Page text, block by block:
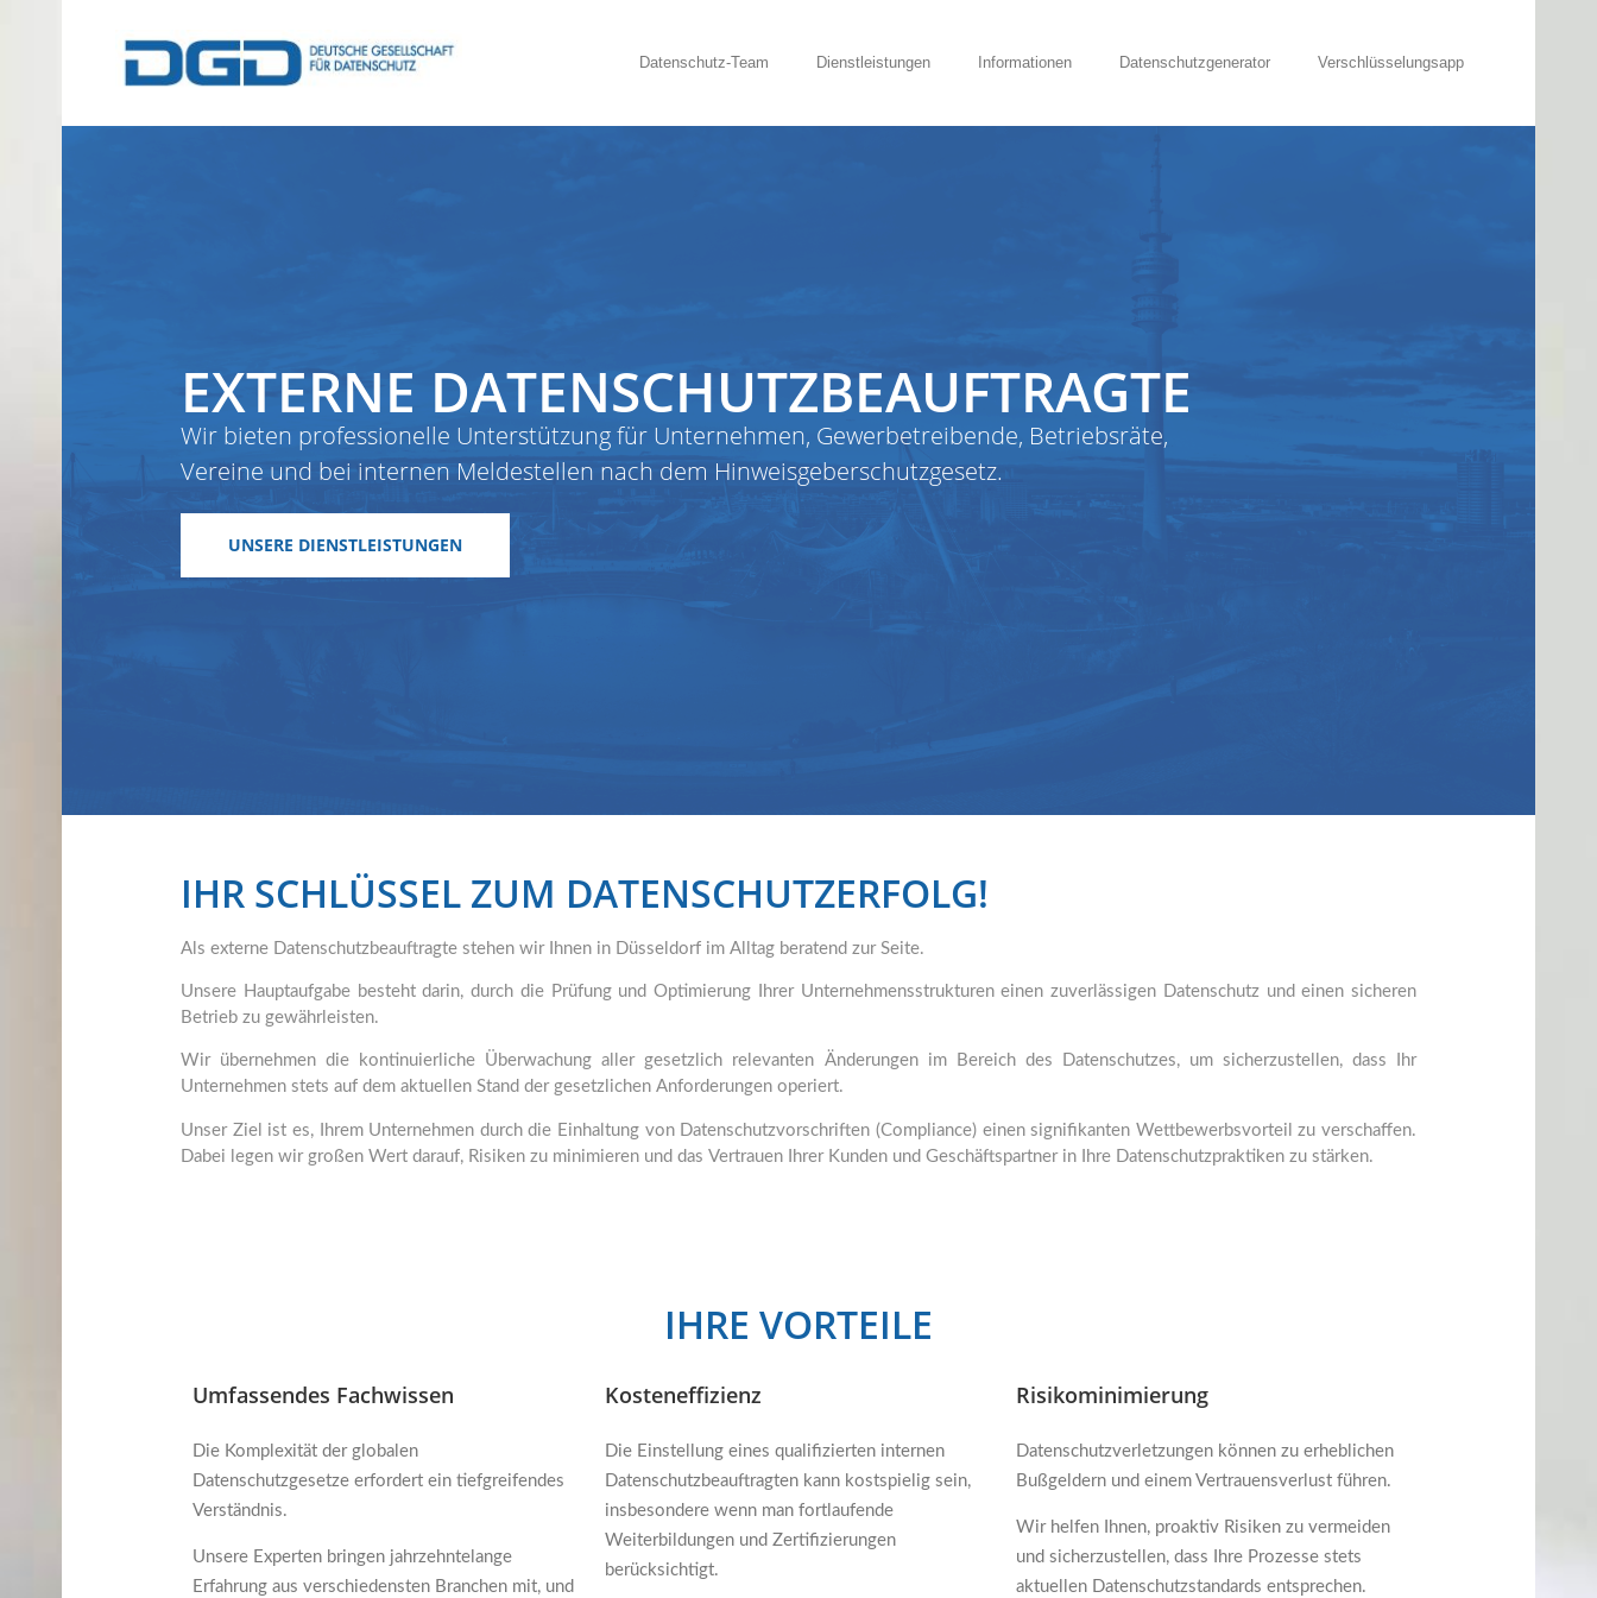
Datenschutz-Team Dienstleistungen Informationen Datenschutzgenerator Verschlüsselungsapp
EXTERNE DATENSCHUTZBEAUFTRAGTE
Wir bieten professionelle Unterstützung für Unternehmen, Gewerbetreibende, Betriebsräte,
Vereine und bei internen Meldestellen nach dem Hinweisgeberschutzgesetz.
UNSERE DIENSTLEISTUNGEN
IHR SCHLÜSSEL ZUM DATENSCHUTZERFOLG!
Als externe Datenschutzbeauftragte stehen wir Ihnen in Düsseldorf im Alltag beratend zur Seite.
Unsere Hauptaufgabe besteht darin, durch die Prüfung und Optimierung Ihrer Unternehmensstrukturen einen zuverlässigen Datenschutz und einen sicheren
Betrieb zu gewährleisten.
Wir übernehmen die kontinuierliche Überwachung aller gesetzlich relevanten Änderungen im Bereich des Datenschutzes, um sicherzustellen, dass Ihr
Unternehmen stets auf dem aktuellen Stand der gesetzlichen Anforderungen operiert.
Unser Ziel ist es, Ihrem Unternehmen durch die Einhaltung von Datenschutzvorschriften (Compliance) einen signifikanten Wettbewerbsvorteil zu verschaffen.
Dabei legen wir großen Wert darauf, Risiken zu minimieren und das Vertrauen Ihrer Kunden und Geschäftspartner in Ihre Datenschutzpraktiken zu stärken.
IHRE VORTEILE
Umfassendes Fachwissen
Die Komplexität der globalen
Datenschutzgesetze erfordert ein tiefgreifendes
Verständnis.
Unsere Experten bringen jahrzehntelange
Erfahrung aus verschiedensten Branchen mit, und
Kosteneffizienz
Die Einstellung eines qualifizierten internen
Datenschutzbeauftragten kann kostspielig sein,
insbesondere wenn man fortlaufende
Weiterbildungen und Zertifizierungen
berücksichtigt.
Risikominimierung
Datenschutzverletzungen können zu erheblichen
Bußgeldern und einem Vertrauensverlust führen.
Wir helfen Ihnen, proaktiv Risiken zu vermeiden
und sicherzustellen, dass Ihre Prozesse stets
aktuellen Datenschutzstandards entsprechen.